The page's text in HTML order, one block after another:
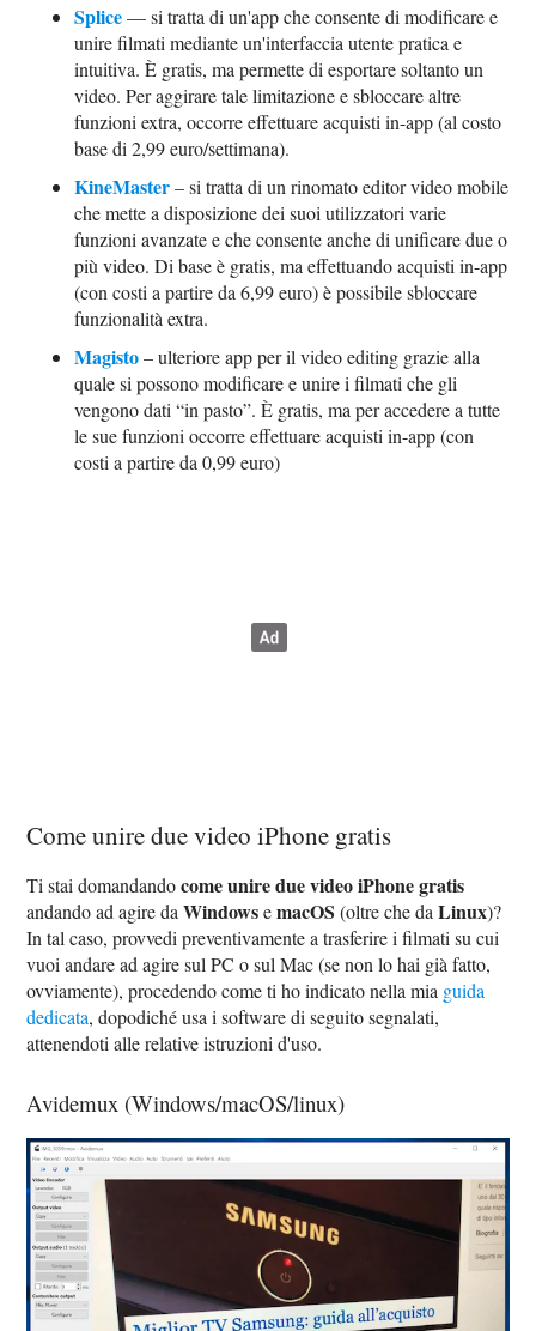
Splice— si tratta di un'app che consente di modificare e
unire filmati mediante un'interfaccia utente pratica e
intuitiva. È gratis, ma permette di esportare soltanto un
video. Per aggirare tale limitazione e sbloccare altre
funzioni extra, occorre effettuare acquisti in-app (al costo
base di 2,99 euro/settimana).
KineMaster– si tratta di un rinomato editor video mobile
che mette a disposizione dei suoi utilizzatori varie
funzioni avanzate e che consente anche di unificare due o
più video. Di base è gratis, ma effettuando acquisti in-app
(con costi a partire da 6,99 euro) è possibile sbloccare
funzionalità extra.
Magisto– ulteriore app per il video editing grazie alla
quale si possono modificare e unire i filmati che gli
vengono dati “in pasto”. È gratis, ma per accedere a tutte
le sue funzioni occorre effettuare acquisti in-app (con
costi a partire da 0,99 euro)
Come unire due video iPhone gratis
Ti stai domandandocome unire due video iPhone gratis
andando ad agire daWindowsemacOS (oltre che daLinux)?
In tal caso, provvedi preventivamente a trasferire i filmati su cui
vuoi andare ad agire sul PC o sul Mac (se non lo hai già fatto,
ovviamente), procedendo come ti ho indicato nella mia guida
dedicata, dopodiché usa i software di seguito segnalati,
attenendoti alle relative istruzioni d'uso.
Avidemux (Windows/macOS/linux)